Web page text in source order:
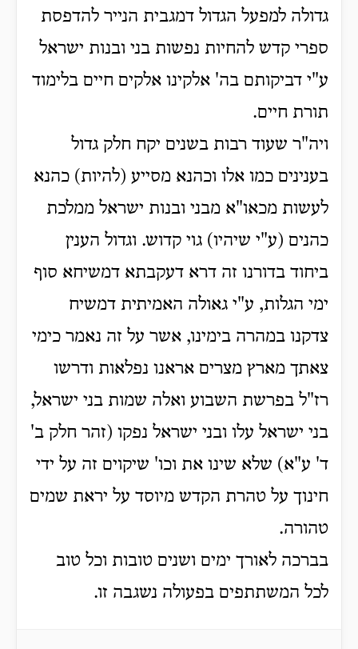
גדולה למפעל הגדול דמגבית הנייר להדפסת
ספרי קדש להחיות נפשות בני ובנות ישראל
ע"י דביקותם בה' אלקינו אלקים חיים בלימוד
תורת חיים.
ויה"ר שעוד רבות בשנים יקח חלק גדול
בענינים כמו אלו וכהנא מסייע (להיות) כהנא
לעשות מכאו"א מבני ובנות ישראל ממלכת
כהנים (ע"י שיהיו) גוי קדוש. וגדול הענין
ביחוד בדורנו זה דרא דעקבתא דמשיחא סוף
ימי הגלות, ע"י גאולה האמיתית דמשיח
צדקנו במהרה בימינו, אשר על זה נאמר כימי
צאתך מארץ מצרים אראנו נפלאות ודרשו
רז"ל בפרשת השבוע ואלה שמות בני ישראל,
בני ישראל עלו ובני ישראל נפקו (זהר חלק ב'
ד' ע"א) שלא שינו את וכו' שיקוים זה על ידי
חינוך על טהרת הקדש מיוסד על יראת שמים
טהורה.
בברכה לאורך ימים ושנים טובות וכל טוב
לכל המשתתפים בפעולה נשגבה זו.